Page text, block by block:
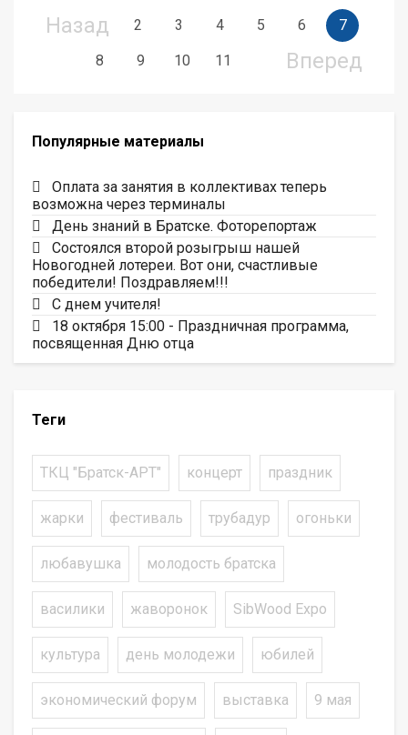
Назад 2 3 4 5 6 7
8 9 10 11 Вперед
Популярные материалы
Оплата за занятия в коллективах теперь
возможна через терминалы
День знаний в Братске. Фоторепортаж
Состоялся второй розыгрыш нашей
Новогодней лотереи. Вот они, счастливые
победители! Поздравляем!!!
С днем учителя!
18 октября 15:00 - Праздничная программа,
посвященная Дню отца
Теги
ТКЦ "Братск-АРТ" концерт праздник
жарки фестиваль трубадур огоньки
любавушка молодость братска
василики жаворонок SibWood Expo
культура день молодежи юбилей
экономический форум выставка 9 мая